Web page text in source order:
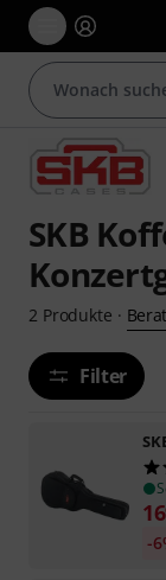
SKB
2 Produkte ·
Filter
-